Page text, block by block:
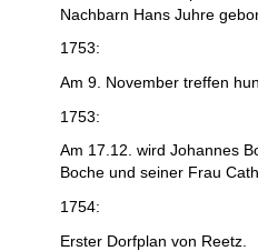
Nachbarn Hans Juhre
1753:
Am 9. November treffen
1753:
Am 17.12. wird Johannes
Boche und seiner Frau
1754:
Erster Dorfplan von Reetz.